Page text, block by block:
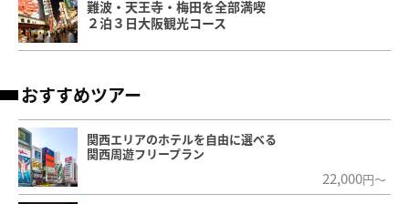
難波・天王寺・梅田を全部満喫
２泊３日大阪観光コース
おすすめツアー
関西エリアのホテルを自由に選べる
関西周遊フリープラン
22,000円～